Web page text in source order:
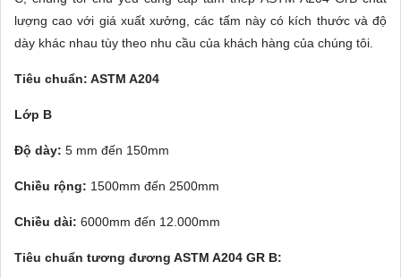
lượng cao với giá xuất xưởng, các tấm này có kích thước và độ
dày khác nhau tùy theo nhu cầu của khách hàng của chúng tôi.
Tiêu chuẩn: ASTM A204
Lớp B
Độ dày: 5 mm đến 150mm
Chiều rộng: 1500mm đến 2500mm
Chiều dài: 6000mm đến 12.000mm
Tiêu chuẩn tương đương ASTM A204 GR B: